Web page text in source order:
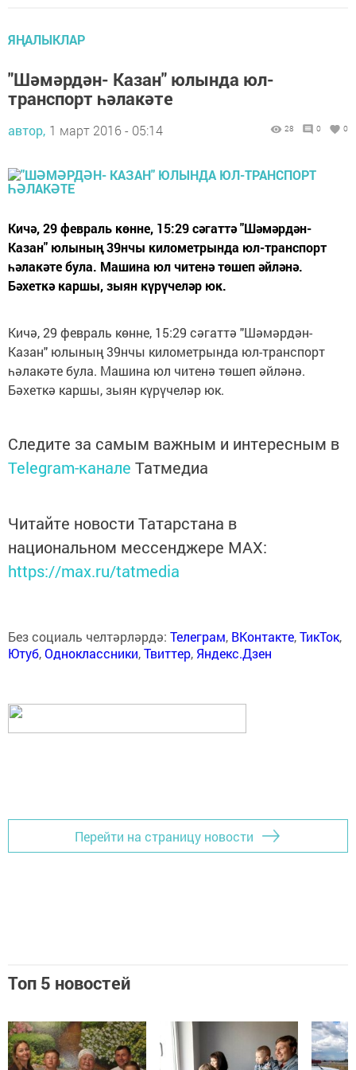
ЯҢАЛЫКЛАР
"Шәмәрдән- Казан" юлында юл-
транспорт һәлакәте
автор, 1 март 2016 - 05:14 28 0 0
Кичә, 29 февраль көнне, 15:29 сәгаттә "Шәмәрдән-
Казан" юлының 39нчы километрында юл-транспорт
һәлакәте була. Машина юл читенә төшеп әйләнә.
Бәхеткә каршы, зыян күрүчеләр юк.
Кичә, 29 февраль көнне, 15:29 сәгаттә "Шәмәрдән-
Казан" юлының 39нчы километрында юл-транспорт
һәлакәте була. Машина юл читенә төшеп әйләнә.
Бәхеткә каршы, зыян күрүчеләр юк.
Следите за самым важным и интересным в
Telegram-канале Татмедиа
Читайте новости Татарстана в
национальном мессенджере MАХ:
https://max.ru/tatmedia
Без социаль челтәрләрдә: Телеграм, ВКонтакте,ТикТок,
Ютуб,Одноклассники,Твиттер, Яндекс.Дзен
Перейти на страницу новости
Топ 5 новостей